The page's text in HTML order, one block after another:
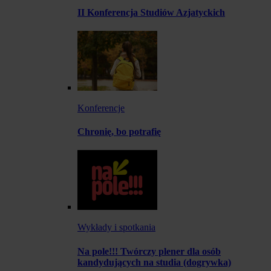
II Konferencja Studiów Azjatyckich
Konferencje
Chronię, bo potrafię
Wykłady i spotkania
Na pole!!! Twórczy plener dla osób
kandydujących na studia (dogrywka)